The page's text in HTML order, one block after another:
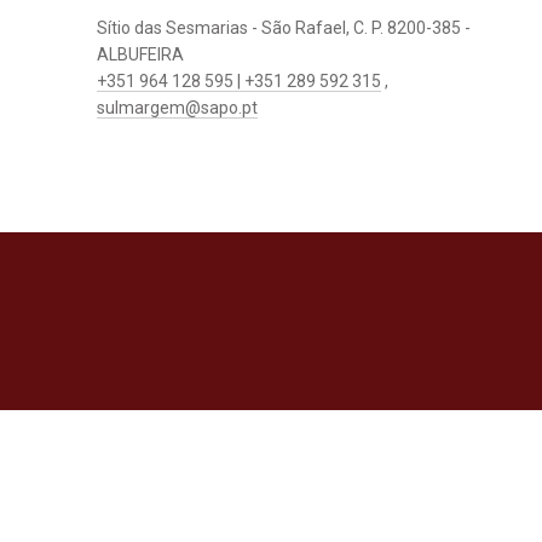
Sítio das Sesmarias - São Rafael, C. P. 8200-385 -
ALBUFEIRA
+351 964 128 595 | +351 289 592 315 ,
sulmargem@sapo.pt